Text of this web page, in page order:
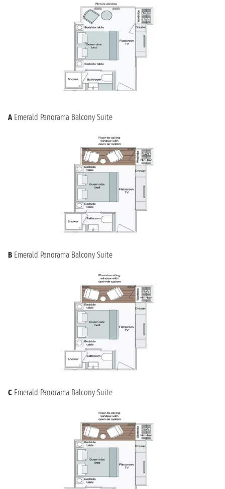
A Emerald Panorama Balcony Suite
B Emerald Panorama Balcony Suite
C Emerald Panorama Balcony Suite